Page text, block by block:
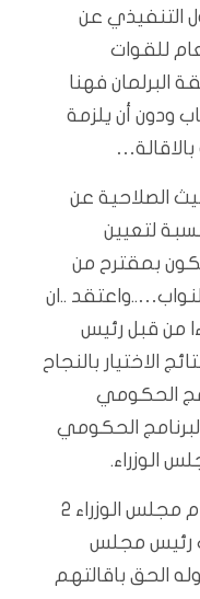
التنفيذي عن
للقوات
البرلمان فهنا
ودون أن يلزمة
من حيث الصلاحية عن
لتعيين
بمقترح من
..ان
من قبل رئيس
الاختيار بالنجاح
الحكومي
الحكومي
الوزراء.
وبين ان المواد 15 و16 و17 من نظام مجلس الوزراء 2
رئيس مجلس
وله الحق باقالتهم